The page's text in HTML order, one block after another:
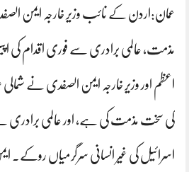
عمان:اردن کے نائب وزیر خارجہ ایمن
مذمت، عالمی برادری سے فوری اقدام کی
اعظم اور وزیر خارجہ ایمن الصفدی نے شمالی
کی سخت مذمت کی ہے، اور عالمی برادری
اسرائیل کی غیر انسانی سرگرمیاں